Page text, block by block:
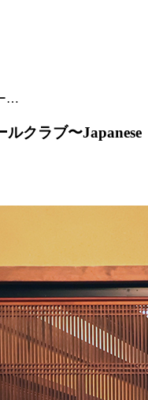
…
クラブ〜Japanese